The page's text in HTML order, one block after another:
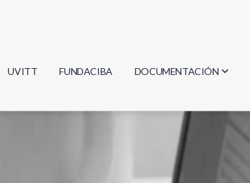
UVITT FUNDACIBA DOCUMENTACIÓN
Actas
Reglamentos
Documentos